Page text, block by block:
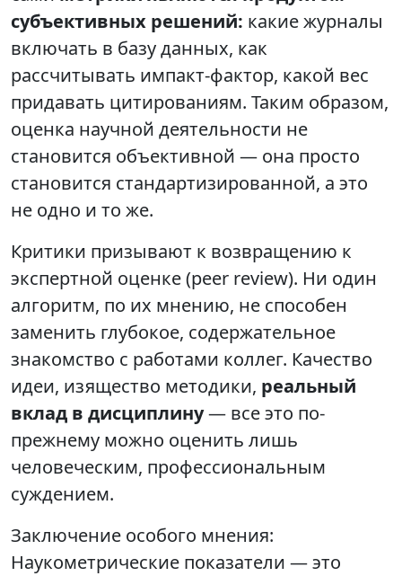
субъективных решений: какие журналы
включать в базу данных, как
рассчитывать импакт-фактор, какой вес
придавать цитированиям. Таким образом,
оценка научной деятельности не
становится объективной — она просто
становится стандартизированной, а это
не одно и то же.
Критики призывают к возвращению к
экспертной оценке (peer review). Ни один
алгоритм, по их мнению, не способен
заменить глубокое, содержательное
знакомство с работами коллег. Качество
идеи, изящество методики, реальный
вклад в дисциплину— все это по-
прежнему можно оценить лишь
человеческим, профессиональным
суждением.
Заключение особого мнения:
Наукометрические показатели — это